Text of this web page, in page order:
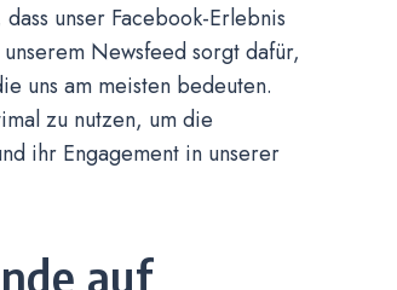
unser Facebook-Erlebnis
Newsfeed sorgt dafür,
uns am meisten bedeuten.
zu nutzen, um die
ihr Engagement in unserer
auf